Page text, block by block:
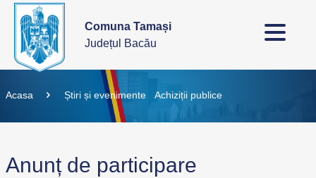
Comuna Tamași
Județul Bacău
Acasa Știri și evenimente Achiziții publice
Anunț de participare